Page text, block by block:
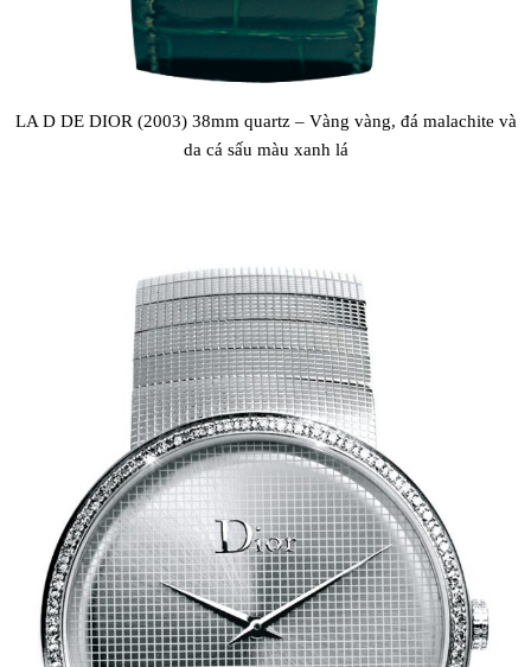
LA D DE DIOR (2003) 38mm quartz – Vàng vàng, đá malachite và
da cá sấu màu xanh lá